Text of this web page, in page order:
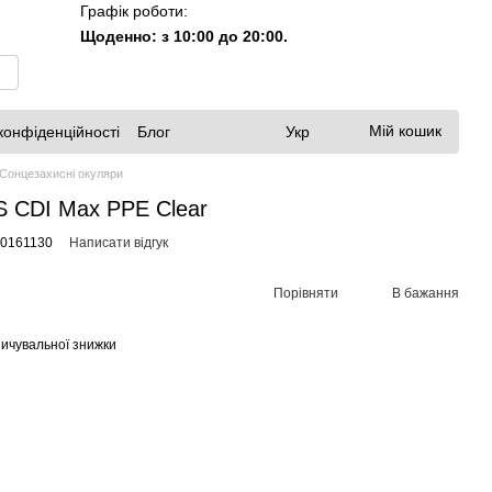
Графік роботи:
Щоденно: з 10:00 до 20:00.
Блог Укр Мій кошик
Сонцезахисні окуляри
CDI Max PPE Clear
Написати відгук
Порівняти В бажання
знижки